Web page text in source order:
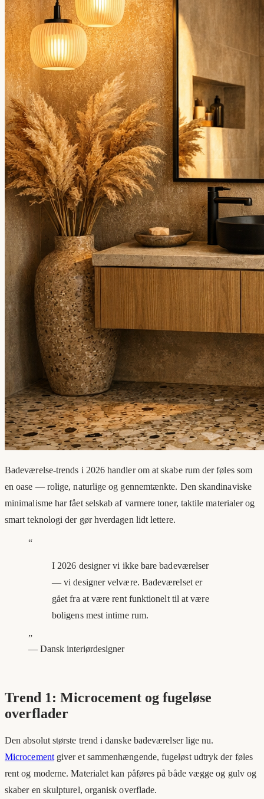
Badeværelse-trends i 2026 handler om at skabe rum der føles som
en oase — rolige, naturlige og gennemtænkte. Den skandinaviske
minimalisme har fået selskab af varmere toner, taktile materialer og
smart teknologi der gør hverdagen lidt lettere.
“
I 2026 designer vi ikke bare badeværelser
— vi designer velvære. Badeværelset er
gået fra at være rent funktionelt til at være
boligens mest intime rum.
”
— Dansk interiørdesigner
Trend 1: Microcement og fugeløse
overflader
Den absolut største trend i danske badeværelser lige nu.
Microcement giver et sammenhængende, fugeløst udtryk der føles
rent og moderne. Materialet kan påføres på både vægge og gulv og
skaber en skulpturel, organisk overflade.